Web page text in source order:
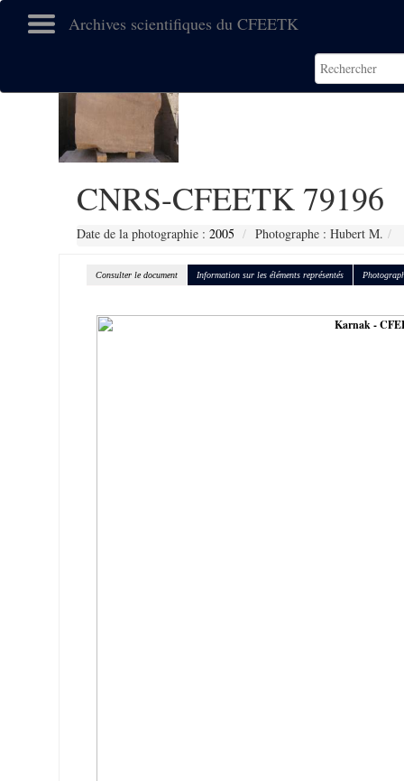
Archives scientifiques du CFEETK
CNRS-CFEETK 79196
Date de la photographie : 2005 Photographe : Hubert M.
Consulter le document Information sur les éléments représentés